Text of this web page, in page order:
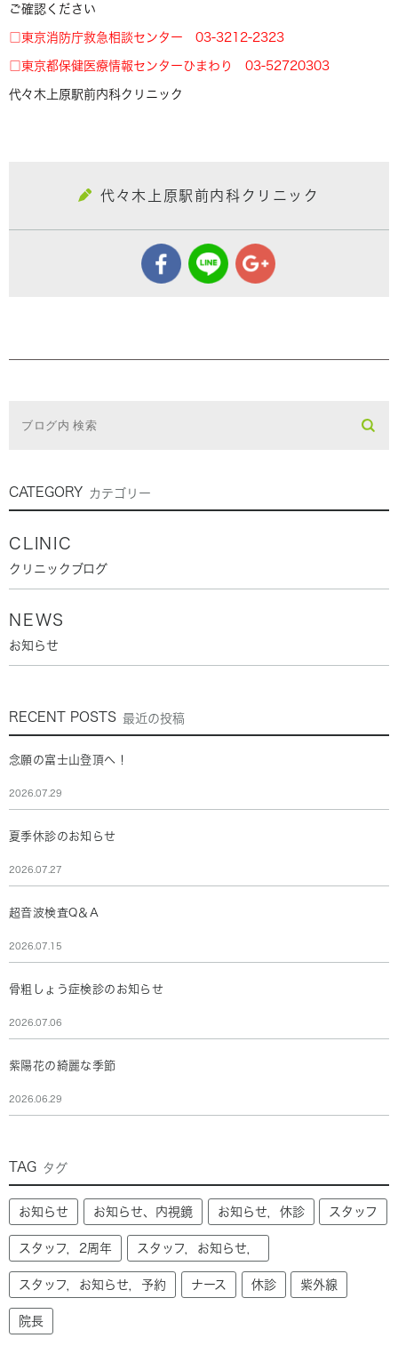
ご確認ください
□東京消防庁救急相談センター 03-3212-2323
□東京都保健医療情報センターひまわり 03-52720303
代々木上原駅前内科クリニック
代々木上原駅前内科クリニック
CATEGORY カテゴリー
CLINIC
クリニックブログ
NEWS
お知らせ
RECENT POSTS 最近の投稿
念願の富士山登頂へ！
2026.07.29
夏季休診のお知らせ
2026.07.27
超音波検査Q＆A
2026.07.15
骨粗しょう症検診のお知らせ
2026.07.06
紫陽花の綺麗な季節
2026.06.29
TAG タグ
お知らせ お知らせ、内視鏡 お知らせ，休診 スタッフ
スタッフ，2周年 スタッフ，お知らせ，
スタッフ，お知らせ，予約 ナース 休診 紫外線
院長